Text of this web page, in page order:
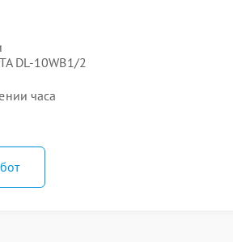
DL-10WB1/2
часа